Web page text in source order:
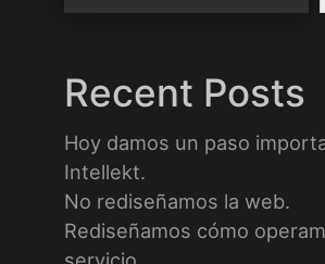
Recent Posts
Hoy damos un paso
Intellekt.
No rediseñamos la web.
Rediseñamos cómo